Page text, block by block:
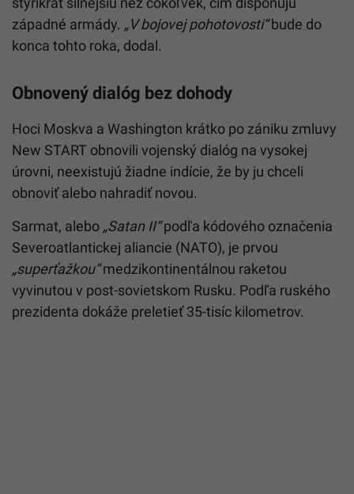
západné armády. „V bojovej pohotovosti“bude do
konca tohto roka, dodal.
Obnovený dialóg bez dohody
Hoci Moskva a Washington krátko po zániku zmluvy
New START obnovili vojenský dialóg na vysokej
úrovni, neexistujú žiadne indície, že by ju chceli
obnoviť alebo nahradiť novou.
Sarmat, alebo „Satan II“podľa kódového označenia
Severoatlantickej aliancie (NATO), je prvou
„superťažkou“medzikontinentálnou raketou
vyvinutou v post-sovietskom Rusku. Podľa ruského
prezidenta dokáže preletieť 35-tisíc kilometrov.